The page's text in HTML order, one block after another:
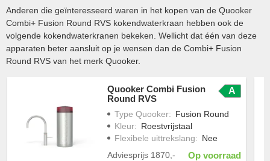
Anderen die geïnteresseerd waren in het kopen van de Quooker
Combi+ Fusion Round RVS kokendwaterkraan hebben ook de
volgende kokendwaterkranen bekeken. Wellicht dat één van deze
apparaten beter aansluit op je wensen dan de Combi+ Fusion
Round RVS van het merk Quooker.
Quooker Combi Fusion
Round RVS
A
Type Quooker: Fusion Round
Kleur: Roestvrijstaal
Flexibele uittrekslang: Nee
Adviesprijs 1870,- Op voorraad